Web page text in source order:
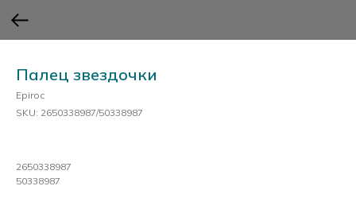
Палец звездочки
Epiroc
SKU: 2650338987/50338987
2650338987
50338987